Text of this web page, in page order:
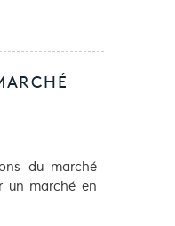
du marché
un marché en